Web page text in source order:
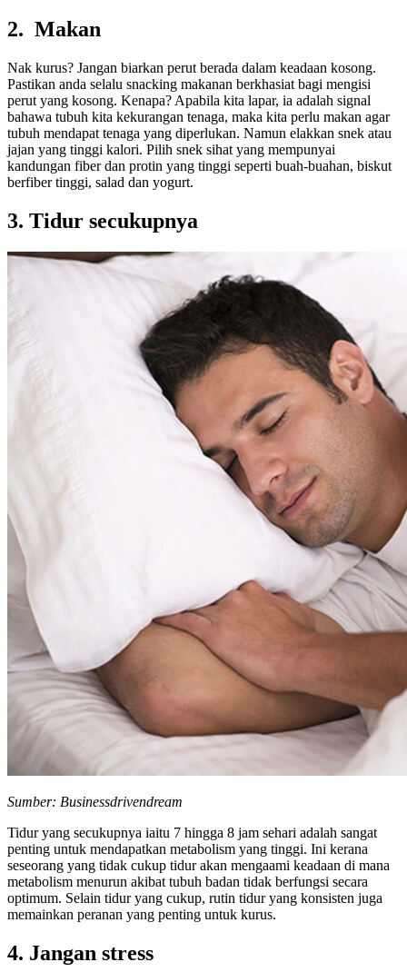
2. Makan
Nak kurus? Jangan biarkan perut berada dalam keadaan kosong.
Pastikan anda selalu snacking makanan berkhasiat bagi mengisi
perut yang kosong. Kenapa? Apabila kita lapar, ia adalah signal
bahawa tubuh kita kekurangan tenaga, maka kita perlu makan agar
tubuh mendapat tenaga yang diperlukan. Namun elakkan snek atau
jajan yang tinggi kalori. Pilih snek sihat yang mempunyai
kandungan fiber dan protin yang tinggi seperti buah-buahan, biskut
berfiber tinggi, salad dan yogurt.
3. Tidur secukupnya
Sumber: Businessdrivendream
Tidur yang secukupnya iaitu 7 hingga 8 jam sehari adalah sangat
penting untuk mendapatkan metabolism yang tinggi. Ini kerana
seseorang yang tidak cukup tidur akan mengaami keadaan di mana
metabolism menurun akibat tubuh badan tidak berfungsi secara
optimum. Selain tidur yang cukup, rutin tidur yang konsisten juga
memainkan peranan yang penting untuk kurus.
4. Jangan stress